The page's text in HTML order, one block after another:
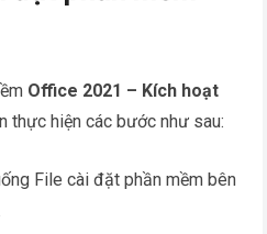
Office 2021 – Kích hoạt
thực hiện các bước như sau:
File cài đặt phần mềm bên